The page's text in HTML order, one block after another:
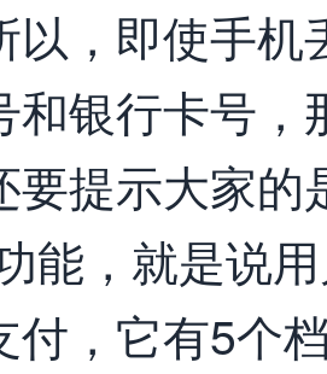
即使手机
和银行卡号
提示大家的
能，就是说
付，它有5个